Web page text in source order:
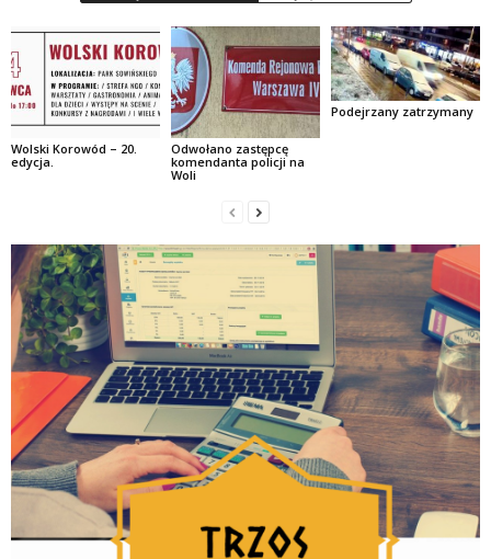
Wolski Korowód – 20.
edycja.
Odwołano zastępcę
komendanta policji na
Woli
Podejrzany zatrzymany